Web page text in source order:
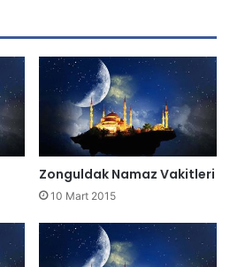
Zonguldak Namaz Vakitleri
10 Mart 2015